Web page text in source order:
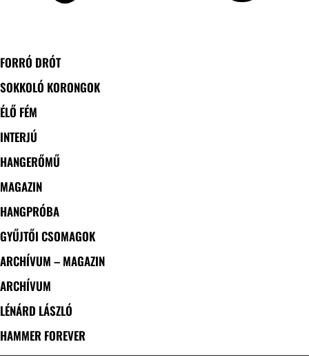
FORRÓ DRÓT
SOKKOLÓ KORONGOK
ÉLŐ FÉM
INTERJÚ
HANGERŐMŰ
MAGAZIN
HANGPRÓBA
GYŰJTŐI CSOMAGOK
ARCHÍVUM – MAGAZIN
ARCHÍVUM
LÉNÁRD LÁSZLÓ
HAMMER FOREVER